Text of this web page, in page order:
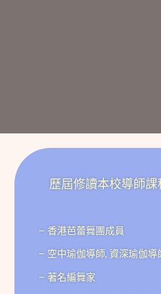
歷屆修讀本校導師課
– 香港芭蕾舞團成員
– 空中瑜伽導師, 資深瑜伽導
– 著名編舞家